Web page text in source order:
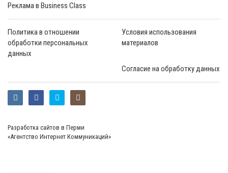
Реклама в Business Class
Политика в отношении
обработки персональных
данных
Условия использования
материалов
Согласие на обработку данных
Разработка сайтов в Перми
«Агентство Интернет Коммуникаций»